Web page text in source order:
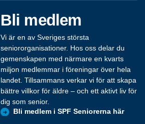
Bli medlem
Vi är en av Sveriges största
seniororganisationer. Hos oss delar du
gemenskapen med närmare en kvarts
miljon medlemmar i föreningar över hela
landet. Tillsammans verkar vi för att skapa
bättre villkor för äldre – och ett aktivt liv för
dig som senior.
Bli medlem i SPF Seniorerna här